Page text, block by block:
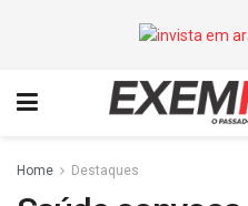
Home Destaques